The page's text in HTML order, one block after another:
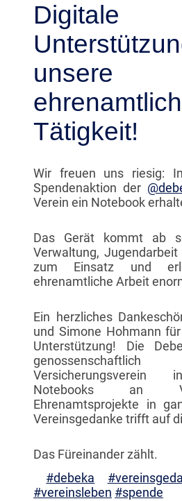
Digitale
unsere
Tätigkeit!
Wir freuen uns riesig:
Spendenaktion der
Verein ein Notebook
Das Gerät kommt ab
Verwaltung, Jugendarbeit
zum Einsatz und
ehrenamtliche Arbeit
Ein herzliches
und Simone Hohmann
Unterstützung! Die
Versicherungsverein
Notebooks an
Ehrenamtsprojekte in
Vereinsgedanke trifft auf
Das Füreinander zählt.
#debeka
#vereinsleben #spende